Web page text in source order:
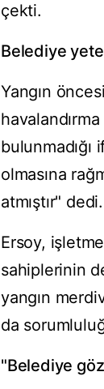
çekti.
Belediye
Yangın
olmasına
atmıştır" dedi.
Ersoy,
sahiplerinin
yangın
da
"Belediye